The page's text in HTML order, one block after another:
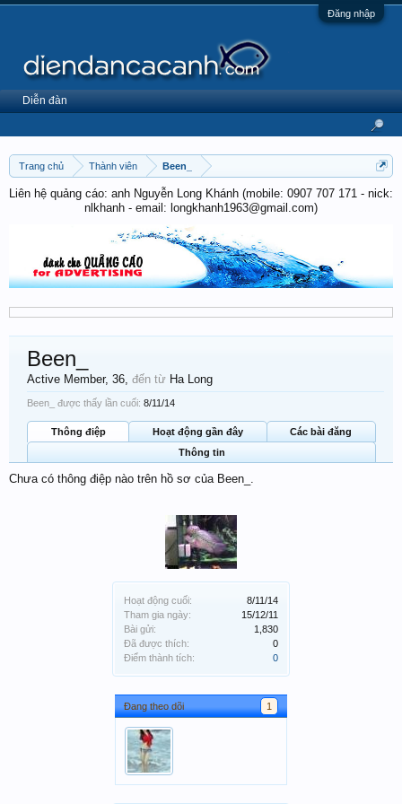
Đăng nhập
Trang chủ Thành viên Been_
Liên hệ quảng cáo: anh Nguyễn Long Khánh (mobile: 0907 707 171 - nick:
nlkhanh - email: longkhanh1963@gmail.com)
Hoạt động cuối:
8/11/14
Tham gia ngày:
15/12/11
Bài gửi:
1,830
Đã được thích:
0
Điểm thành tích:
0
Đang theo dõi 1
Been_
Active Member, 36, đến từ Ha Long
Been_ được thấy lần cuối: 8/11/14
Thông điệp Hoạt động gần đây
Các bài đăng
Thông tin
Chưa có thông điệp nào trên hồ sơ của Been_.
Diễn đàn